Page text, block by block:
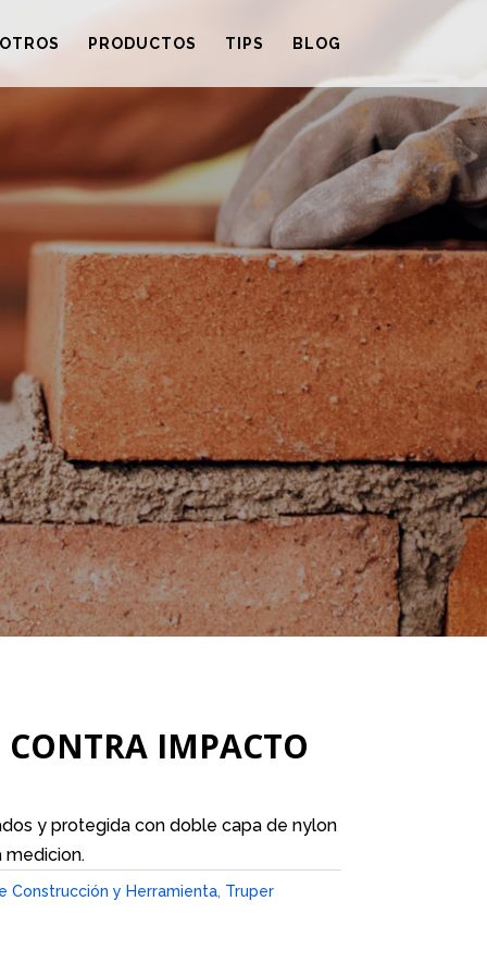
PRODUCTOS TIPS BLOG
CONTRA IMPACTO
y protegida con doble capa de nylon
medicion.
Construcción y Herramienta, Truper